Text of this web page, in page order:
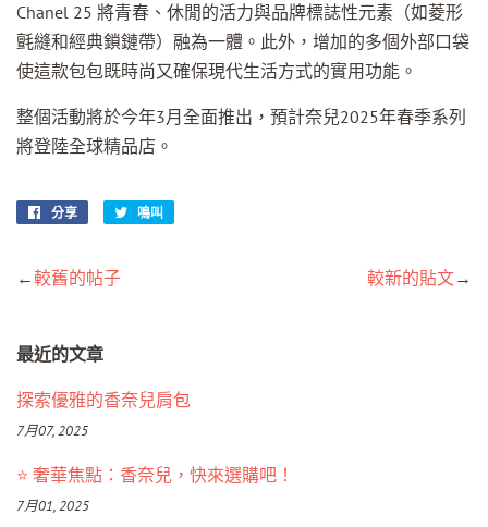
Chanel 25 將青春、休閒的活力與品牌標誌性元素（如菱形
氈縫和經典鎖鏈帶）融為一體。此外，增加的多個外部口袋
使這款包包既時尚又確保現代生活方式的實用功能。
整個活動將於今年3月全面推出，預計奈兒2025年春季系列
將登陸全球精品店。
分享
上
鳴叫
←較舊的帖子 較新的貼文→
最近的文章
探索優雅的香奈兒肩包
7月07, 2025
⭐ 奢華焦點：香奈兒，快來選購吧！
7月01, 2025